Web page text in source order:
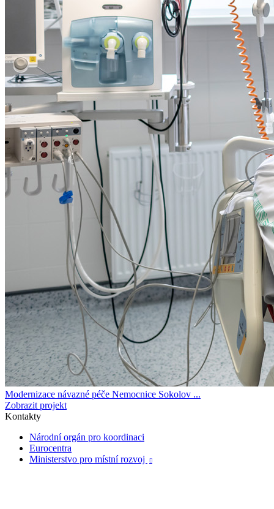
Modernizace návazné péče Nemocnice Sokolov ...
Zobrazit projekt
Kontakty
Národní orgán pro koordinaci
Eurocentra
Ministerstvo pro místní rozvoj
